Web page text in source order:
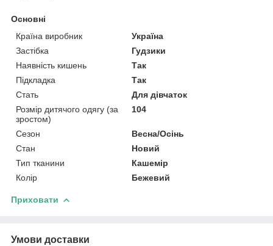
Основні
Країна виробник
Україна
Застібка
Гудзики
Наявність кишень
Так
Підкладка
Так
Стать
Для дівчаток
Розмір дитячого одягу (за
зростом)
104
Сезон
Весна/Осінь
Стан
Новий
Тип тканини
Кашемір
Колір
Бежевий
Приховати
Умови доставки